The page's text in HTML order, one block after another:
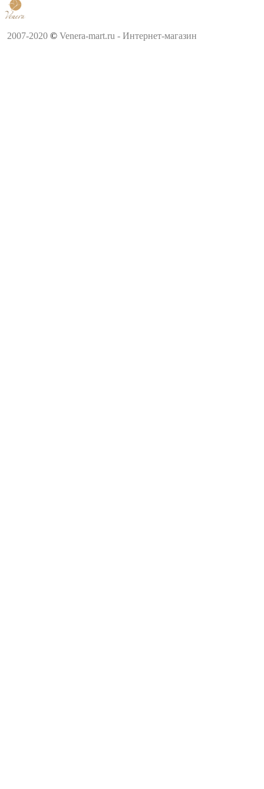
2007-2020 © Venera-mart.ru - Интернет-магазин